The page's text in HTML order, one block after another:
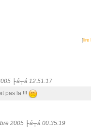
[lire
├á┬á 12:51:17
pas la !!!
2005 ├á┬á 00:35:19